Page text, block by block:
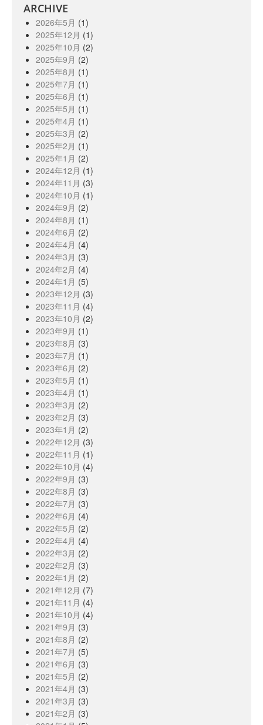
ARCHIVE
2026年5月 (1)
2025年12月 (1)
2025年10月 (2)
2025年9月 (2)
2025年8月 (1)
2025年7月 (1)
2025年6月 (1)
2025年5月 (1)
2025年4月 (1)
2025年3月 (2)
2025年2月 (1)
2025年1月 (2)
2024年12月 (1)
2024年11月 (3)
2024年10月 (1)
2024年9月 (2)
2024年8月 (1)
2024年6月 (2)
2024年4月 (4)
2024年3月 (3)
2024年2月 (4)
2024年1月 (5)
2023年12月 (3)
2023年11月 (4)
2023年10月 (2)
2023年9月 (1)
2023年8月 (3)
2023年7月 (1)
2023年6月 (2)
2023年5月 (1)
2023年4月 (1)
2023年3月 (2)
2023年2月 (3)
2023年1月 (2)
2022年12月 (3)
2022年11月 (1)
2022年10月 (4)
2022年9月 (3)
2022年8月 (3)
2022年7月 (3)
2022年6月 (4)
2022年5月 (2)
2022年4月 (4)
2022年3月 (2)
2022年2月 (3)
2022年1月 (2)
2021年12月 (7)
2021年11月 (4)
2021年10月 (4)
2021年9月 (3)
2021年8月 (2)
2021年7月 (5)
2021年6月 (3)
2021年5月 (2)
2021年4月 (3)
2021年3月 (3)
2021年2月 (3)